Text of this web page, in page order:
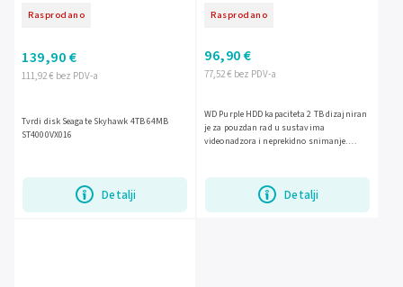
Rasprodano
111,92 € bez PDV-a
139,90 €
Detalji
Tvrdi disk Seagate Skyhawk 4TB 64MB
ST4000VX016
Rasprodano
77,52 € bez PDV-a
96,90 €
Detalji
WD Purple HDD kapaciteta 2 TB dizajniran
je za pouzdan rad u sustavima
videonadzora i neprekidno snimanje.